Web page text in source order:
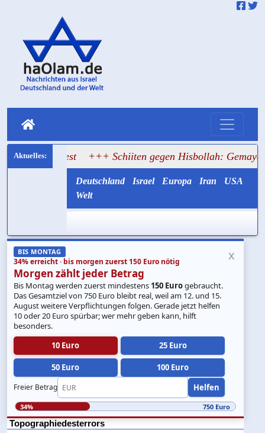
+++ Schiiten gegen Hisbollah: Gemayel ruft
Deutschland Israel Europa Iran
USA
Welt
BIS MONTAG
34% erreicht · bis morgen zuerst 150 Euro nötig
Morgen zählt jeder Betrag
Bis Montag werden zuerst mindestens 150 Eurogebraucht.
Das Gesamtziel von 750 Euro bleibt real, weil am 12. und 15.
August weitere Verpflichtungen folgen. Gerade jetzt helfen
10 oder 20 Euro spürbar; wer mehr geben kann, hilft
besonders.
10 Euro
25 Euro
50 Euro 100 Euro
Freier Betrag Helfen
x
34% 750 Euro
Topographiedesterrors